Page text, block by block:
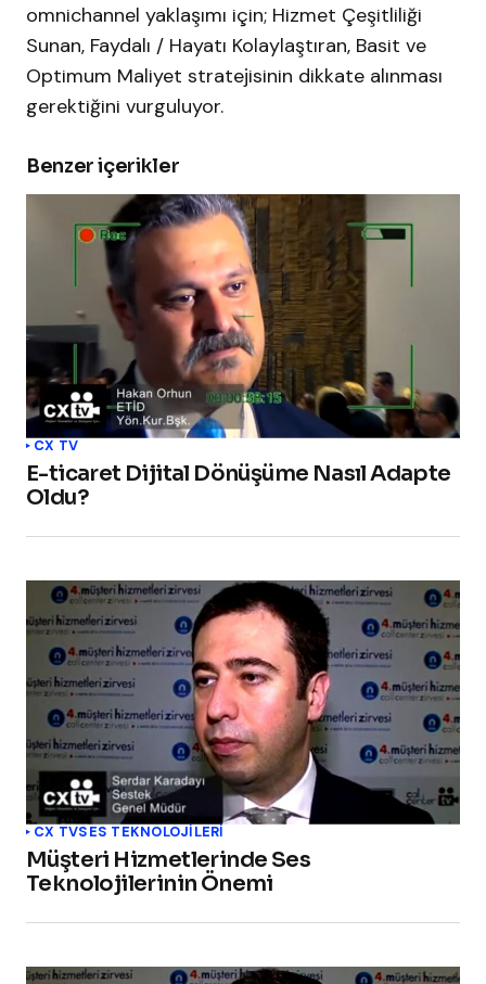
omnichannel yaklaşımı için; Hizmet Çeşitliliği
Sunan, Faydalı / Hayatı Kolaylaştıran, Basit ve
Optimum Maliyet stratejisinin dikkate alınması
gerektiğini vurguluyor.
Benzer içerikler
CX TV
E-ticaret Dijital Dönüşüme Nasıl Adapte
Oldu?
CX TVSES TEKNOLOJILERI
Müşteri Hizmetlerinde Ses
Teknolojilerinin Önemi